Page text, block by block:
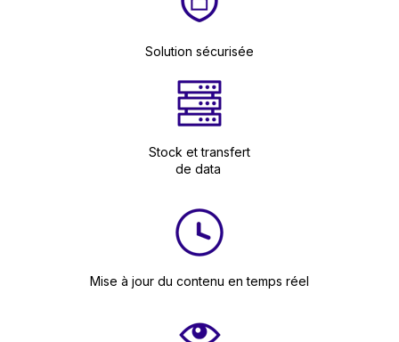
Solution sécurisée
Stock et transfert
de data
Mise à jour du contenu en temps réel